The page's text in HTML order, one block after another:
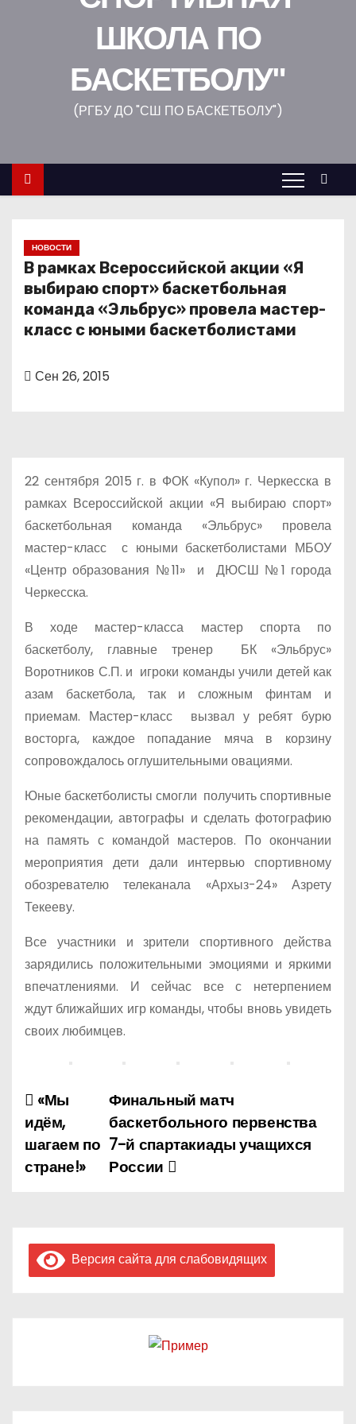
ШКОЛА ПО
БАСКЕТБОЛУ"
(РГБУ ДО "СШ ПО БАСКЕТБОЛУ")
НОВОСТИ
В рамках Всероссийской акции «Я
выбираю спорт» баскетбольная
команда «Эльбрус» провела мастер-
класс с юными баскетболистами
Сен 26, 2015
22 сентября 2015 г. в ФОК «Купол» г. Черкесска в
рамках Всероссийской акции «Я выбираю спорт»
баскетбольная команда «Эльбрус» провела
мастер-класс с юными баскетболистами МБОУ
«Центр образования №11» и ДЮСШ №1 города
Черкесска.
В ходе мастер-класса мастер спорта по
баскетболу, главные тренер БК «Эльбрус»
Воротников С.П. и игроки команды учили детей как
азам баскетбола, так и сложным финтам и
приемам. Мастер-класс вызвал у ребят бурю
восторга, каждое попадание мяча в корзину
сопровождалось оглушительными овациями.
Юные баскетболисты смогли получить спортивные
рекомендации, автографы и сделать фотографию
на память с командой мастеров. По окончании
мероприятия дети дали интервью спортивному
обозревателю телеканала «Архыз-24» Азрету
Текееву.
Все участники и зрители спортивного действа
зарядились положительными эмоциями и яркими
впечатлениями. И сейчас все с нетерпением
ждут ближайших игр команды, чтобы вновь увидеть
своих любимцев.
Н
а
в
г
а
Финальный матч
баскетбольного первенства
7-й спартакиады учащихся
России
«Мы
идём,
шагаем по
стране!»
Версия сайта для слабовидящих